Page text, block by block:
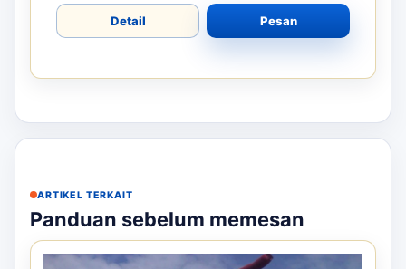
Detail Pesan
ARTIKEL TERKAIT
Panduan sebelum memesan